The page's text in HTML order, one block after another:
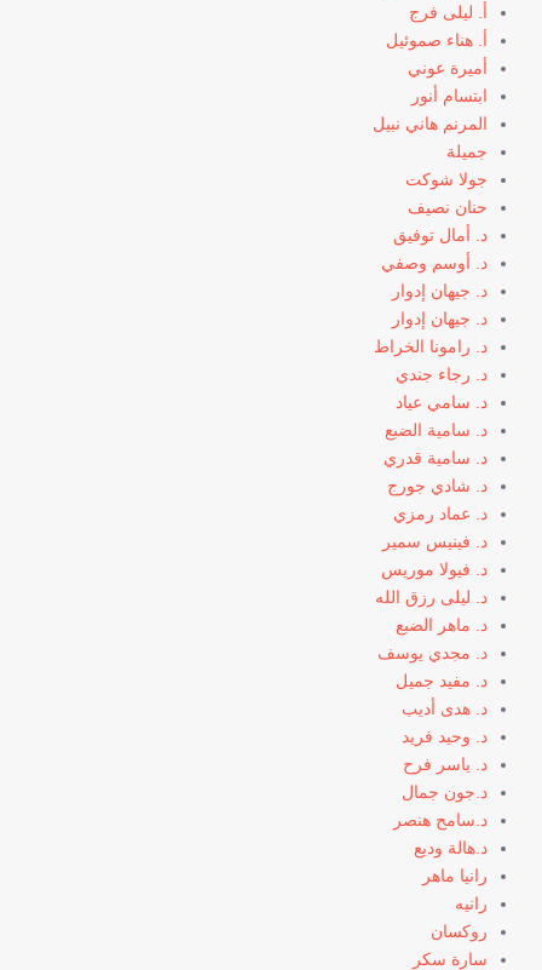
أ. ليلى فرج
أ. هناء صموئيل
أميرة عوني
ابتسام أنور
المرنم هاني نبيل
جميلة
جولا شوكت
حنان نصيف
د. أمال توفيق
د. أوسم وصفي
د. جيهان إدوار
د. جيهان إدوار
د. رامونا الخراط
د. رجاء جندي
د. سامي عياد
د. سامية الضبع
د. سامية قدري
د. شادي جورج
د. عماد رمزي
د. فينيس سمير
د. فيولا موريس
د. ليلى رزق الله
د. ماهر الضبع
د. مجدي يوسف
د. مفيد جميل
د. هدى أديب
د. وحيد فريد
د. ياسر فرح
د.جون جمال
د.سامح هنصر
د.هالة وديع
رانيا ماهر
رانيه
روكسان
سارة سكر